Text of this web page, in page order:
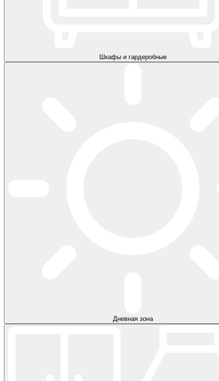
Шкафы и гардеробные
Дневная зона